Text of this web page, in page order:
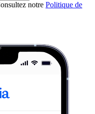
notre Politique de